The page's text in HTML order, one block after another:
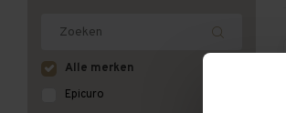
Alle merken
Epicuro